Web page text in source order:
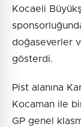
Kocaeli
doğaseverler
gösterdi.
Pist alanına
Kocaman ile
GP genel